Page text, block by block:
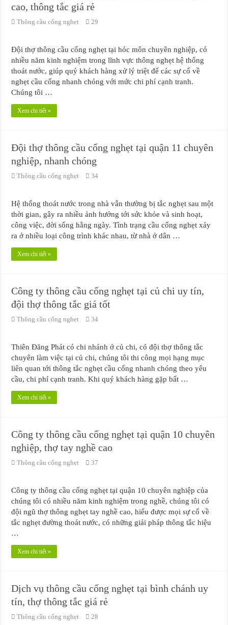
cao, thông tắc giá rẻ
Thông cầu cống nghẹt 29
Đội thợ thông cầu cống nghẹt tại hóc môn chuyên nghiệp, có
nhiều năm kinh nghiệm trong lĩnh vực thông nghẹt hệ thống
thoát nước, giúp quý khách hàng xử lý triệt để các sự cố về
nghẹt cầu cống nhanh chóng với mức chi phí cạnh tranh.
Chúng tôi …
Xem chi tiết »
Đội thợ thông cầu cống nghẹt tại quận 11 chuyên
nghiệp, nhanh chóng
Thông cầu cống nghẹt 34
Hệ thống thoát nước trong nhà vẫn thường bị tắc nghẹt sau một
thời gian, gây ra nhiều ảnh hưởng tới sức khỏe và sinh hoạt,
công việc, đời sống hằng ngày. Tình trạng cầu cống nghẹt xảy
ra ở nhiều loại công trình khác nhau, từ nhà ở dân …
Xem chi tiết »
Công ty thông cầu cống nghẹt tại củ chi uy tín,
đội thợ thông tắc giá tốt
Thông cầu cống nghẹt 34
Thiên Đăng Phát có chi nhánh ở củ chi, có đội thợ thông tắc
chuyên làm việc tại củ chi, chúng tôi thi công mọi hạng mục
liên quan tới thông tắc nghẹt cầu cống nhanh chóng theo yêu
cầu, chi phí cạnh tranh. Khi quý khách hàng gặp bất …
Xem chi tiết »
Công ty thông cầu cống nghẹt tại quận 10 chuyên
nghiệp, thợ tay nghề cao
Thông cầu cống nghẹt 37
Công ty thông cầu cống nghẹt tại quận 10 chuyên nghiệp của
chúng tôi có nhiều năm kinh nghiệm trong nghề, chúng tôi có
đội ngũ thợ thông nghẹt tay nghề cao, hiểu được mọi sự cố về
tắc nghẹt đường thoát nước, có những giải pháp thông tắc hiệu
…
Xem chi tiết »
Dịch vụ thông cầu cống nghẹt tại bình chánh uy
tín, thợ thông tắc giá rẻ
Thông cầu cống nghẹt 28